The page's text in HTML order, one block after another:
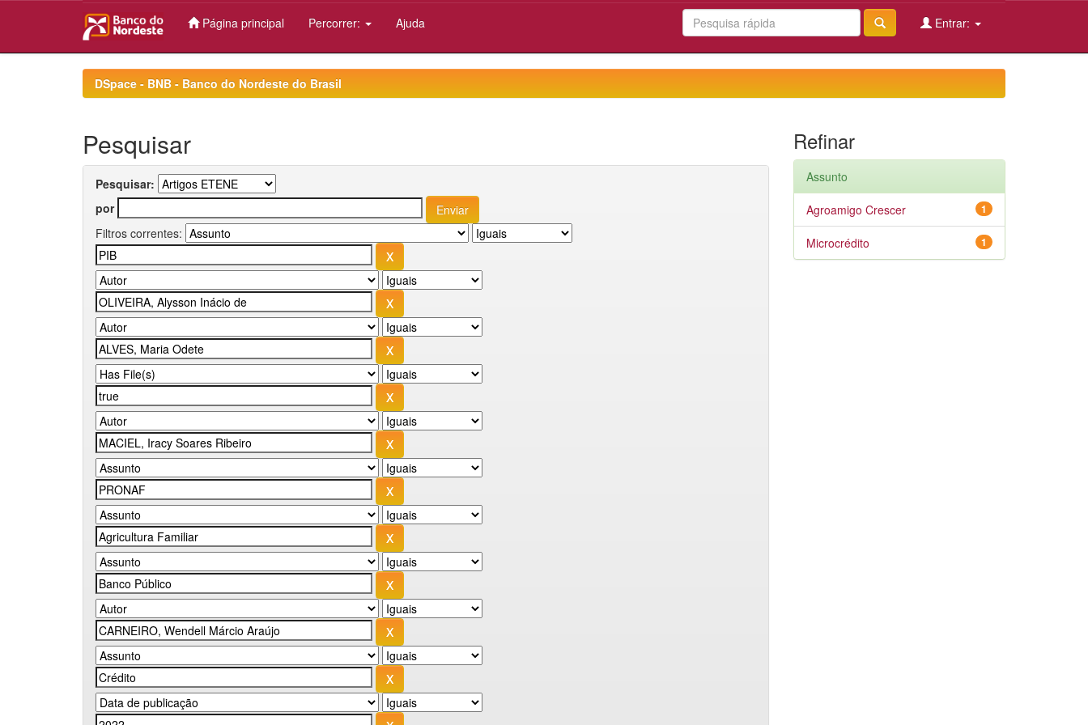
Página principal Percorrer: Ajuda Entrar:
DSpace - BNB - Banco do Nordeste do Brasil
Pesquisar
Pesquisar:
por
Filtros correntes:
Refinar
Assunto
1
Agroamigo Crescer
1
Microcrédito